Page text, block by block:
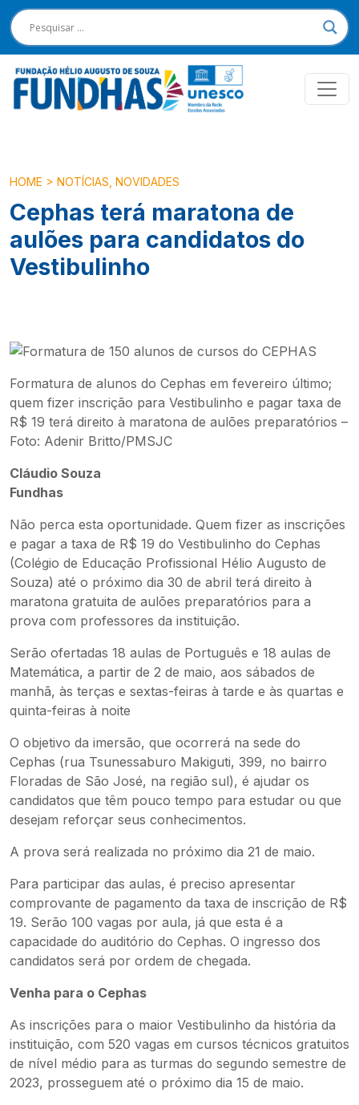
HOME > NOTÍCIAS NOVIDADES
Cephas terá maratona de
aulões para candidatos do
Vestibulinho
Formatura de alunos do Cephas em fevereiro último;
quem fizer inscrição para Vestibulinho e pagar taxa de
R$ 19 terá direito à maratona de aulões preparatórios –
Foto: Adenir Britto/PMSJC
Cláudio Souza
Fundhas
Não perca esta oportunidade. Quem fizer as inscrições
e pagar a taxa de R$ 19 do Vestibulinho do Cephas
(Colégio de Educação Profissional Hélio Augusto de
Souza) até o próximo dia 30 de abril terá direito à
maratona gratuita de aulões preparatórios para a
prova com professores da instituição.
Serão ofertadas 18 aulas de Português e 18 aulas de
Matemática, a partir de 2 de maio, aos sábados de
manhã, às terças e sextas-feiras à tarde e às quartas e
quinta-feiras à noite
O objetivo da imersão, que ocorrerá na sede do
Cephas (rua Tsunessaburo Makiguti, 399, no bairro
Floradas de São José, na região sul), é ajudar os
candidatos que têm pouco tempo para estudar ou que
desejam reforçar seus conhecimentos.
A prova será realizada no próximo dia 21 de maio.
Para participar das aulas, é preciso apresentar
comprovante de pagamento da taxa de inscrição de R$
19. Serão 100 vagas por aula, já que esta é a
capacidade do auditório do Cephas. O ingresso dos
candidatos será por ordem de chegada.
Venha para o Cephas
As inscrições para o maior Vestibulinho da história da
instituição, com 520 vagas em cursos técnicos gratuitos
de nível médio para as turmas do segundo semestre de
2023, prosseguem até o próximo dia 15 de maio.